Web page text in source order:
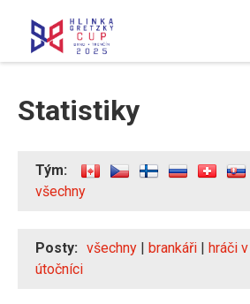
Statistiky
Tým:
všechny
Posty: všechny | brankáři | hráči
útočníci